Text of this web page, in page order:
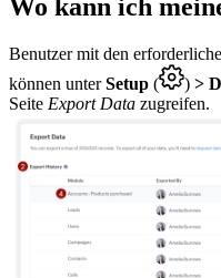
Wo kann ich
Benutzer mit den
können unterSetup ( ) >
Seite Export Data zugreifen.